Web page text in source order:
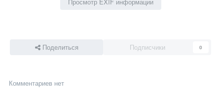
Поделиться Подписчики 0
Комментариев нет